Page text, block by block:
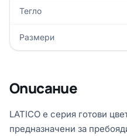
Тегло
Размери
Описание
LATICO е серия готови
предназначени за